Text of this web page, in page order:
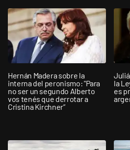
Hernán Madera sobre la
interna del peronismo: "Para
no ser un segundo Alberto
vos tenés que derrotar a
Cristina Kirchner”
la
es